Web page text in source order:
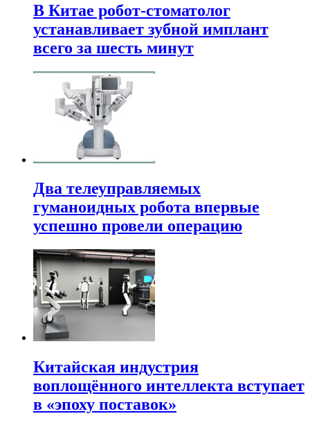
В Китае робот-стоматолог
устанавливает зубной имплант
всего за шесть минут
Два телеуправляемых
гуманоидных робота впервые
успешно провели операцию
Китайская индустрия
воплощённого интеллекта вступает
в «эпоху поставок»